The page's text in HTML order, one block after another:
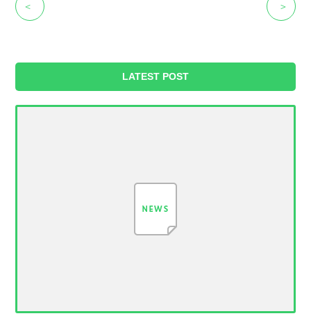
＞
＜
LATEST POST